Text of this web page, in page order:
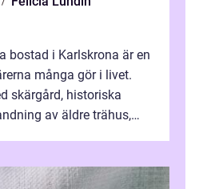
bostad i Karlskrona är en
många gör i livet.
skärgård, historiska
av äldre trähus,